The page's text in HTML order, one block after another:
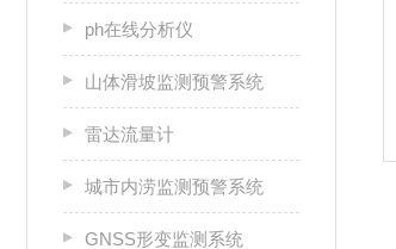
ph在线分析仪
山体滑坡监测预警系统
雷达流量计
城市内涝监测预警系统
GNSS形变监测系统